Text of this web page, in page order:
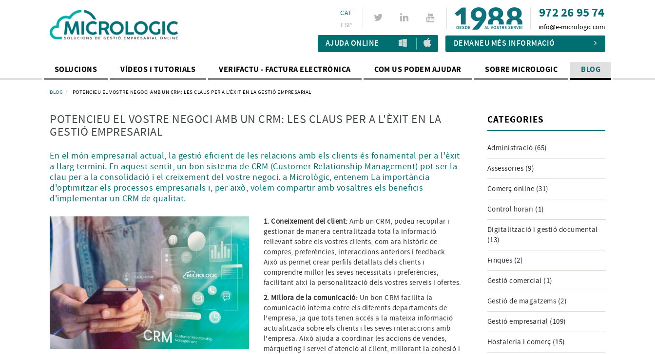
972 26 95 74
info@e-micrologic.com
CAT
ESP
AJUDA ONLINE DEMANEU MÉS INFORMACIÓ
SOLUCIONS VÍDEOS I TUTORIALS VERIFACTU - FACTURA ELECTRÒNICA COM US PODEM AJUDAR SOBRE MICROLOGIC BLOG
BLOG POTENCIEU EL VOSTRE NEGOCI AMB UN CRM: LES CLAUS PER A L'ÈXIT EN LA GESTIÓ EMPRESARIAL
POTENCIEU EL VOSTRE NEGOCI AMB UN CRM: LES CLAUS PER A L'ÈXIT EN LA
GESTIÓ EMPRESARIAL
En el món empresarial actual, la gestió eficient de les relacions amb els clients és fonamental per a l'èxit
a llarg termini. En aquest sentit, un bon sistema de CRM (Customer Relationship Management) pot ser la
clau per a la consolidació i el creixement del vostre negoci. a Micrològic, entenem La importància
d'optimitzar els processos empresarials i, per això, volem compartir amb vosaltres els beneficis
d'implementar un CRM de qualitat.
1. Coneixement del client: Amb un CRM, podeu recopilar i
gestionar de manera centralitzada tota la informació
rellevant sobre els vostres clients, com ara històric de
compres, preferències, interaccions anteriors i feedback.
Això us permet crear perfils detallats dels clients i
comprendre millor les seves necessitats i preferències,
facilitant així la personalització dels vostres serveis i ofertes.
2. Millora de la comunicació: Un bon CRM facilita la
comunicació interna entre els diferents departaments de
l'empresa, ja que tots tenen accés a la mateixa informació
actualitzada sobre els clients i les seves interaccions amb
l'empresa. Això ajuda a coordinar les accions de vendes,
màrqueting i servei d'atenció al client, millorant la cohesió i
CATEGORIES
Administració (65)
Assessories (9)
Comerç online (31)
Control horari (1)
Digitalització i gestió documental
(13)
Finques (2)
Gestió comercial (1)
Gestió de magatzems (2)
Gestió empresarial (109)
Hostaleria i comerç (15)